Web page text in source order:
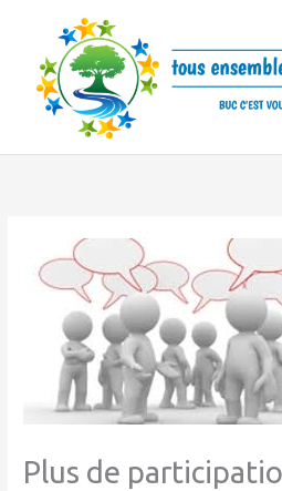
content
Plus de